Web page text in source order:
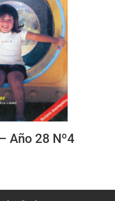
Año 28 Nº4